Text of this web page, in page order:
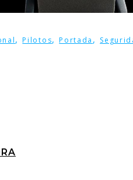
,Pilotos,Portada ,